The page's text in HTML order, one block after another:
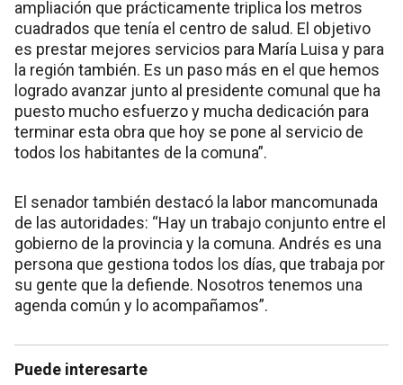
ampliación que prácticamente triplica los metros
cuadrados que tenía el centro de salud. El objetivo
es prestar mejores servicios para María Luisa y para
la región también. Es un paso más en el que hemos
logrado avanzar junto al presidente comunal que ha
puesto mucho esfuerzo y mucha dedicación para
terminar esta obra que hoy se pone al servicio de
todos los habitantes de la comuna”.
El senador también destacó la labor mancomunada
de las autoridades: “Hay un trabajo conjunto entre el
gobierno de la provincia y la comuna. Andrés es una
persona que gestiona todos los días, que trabaja por
su gente que la defiende. Nosotros tenemos una
agenda común y lo acompañamos”.
Puede interesarte